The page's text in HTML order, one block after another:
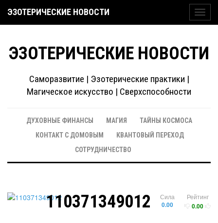
ЭЗОТЕРИЧЕСКИЕ НОВОСТИ
ЭЗОТЕРИЧЕСКИЕ НОВОСТИ
Саморазвитие | Эзотерические практики |
Магическое искусство | Сверхспособности
ДУХОВНЫЕ ФИНАНСЫ МАГИЯ
ТАЙНЫ КОСМОСА
КОНТАКТ С ДОМОВЫМ
КВАНТОВЫЙ ПЕРЕХОД
СОТРУДНИЧЕСТВО
Рейтинг
0.00
Сила
0.00
110371349012